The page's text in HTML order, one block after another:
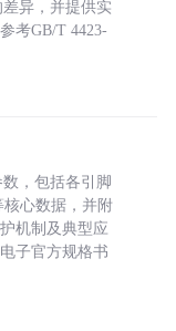
差异，并提供实
考GB/T 4423-
，包括各引脚
心数据，并附
机制及典型应
子官方规格书